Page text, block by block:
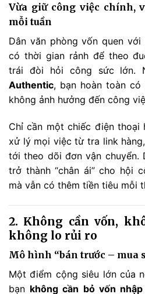
Vừa giữ công việc chính,
mỗi tuần
Dân văn phòng vốn quen
có thời gian rảnh để theo
trái đòi hỏi công sức lớn.
Authentic, bạn hoàn toàn
không ảnh hưởng đến công
Chỉ cần một chiếc điện
xử lý mọi việc từ tra link
tới theo dõi đơn vận chuyển.
trở thành “chân ái” cho hội
mà vẫn có thêm tiền tiêu mỗi
2. Không cần vốn,
không lo rủi ro
Mô hình “bán trước – mua
Một điểm cộng siêu lớn của
bạn không cần bỏ vốn